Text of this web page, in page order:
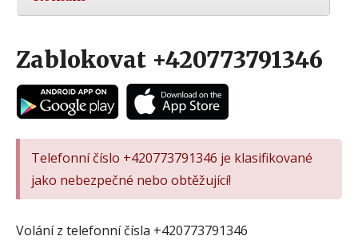
Zablokovat +420773791346
Telefonní číslo +420773791346 je klasifikované
jako nebezpečné nebo obtěžující!
Volání z telefonní čísla +420773791346